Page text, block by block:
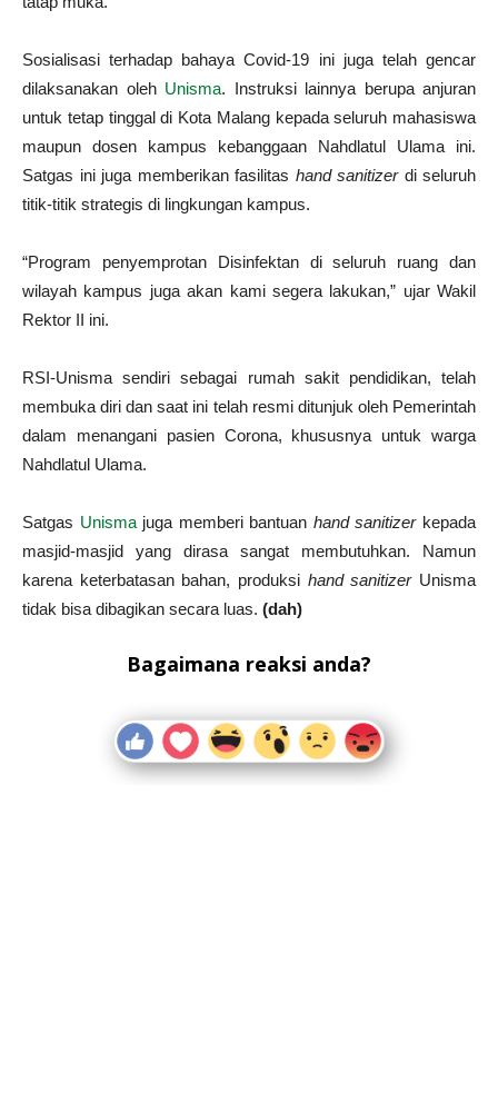
Sosialisasi terhadap bahaya Covid-19 ini juga telah gencar
dilaksanakan oleh Unisma. Instruksi lainnya berupa anjuran
untuk tetap tinggal di Kota Malang kepada seluruh mahasiswa
maupun dosen kampus kebanggaan Nahdlatul Ulama ini.
Satgas ini juga memberikan fasilitas hand sanitizer di seluruh
titik-titik strategis di lingkungan kampus.
“Program penyemprotan Disinfektan di seluruh ruang dan
wilayah kampus juga akan kami segera lakukan,” ujar Wakil
Rektor II ini.
RSI-Unisma sendiri sebagai rumah sakit pendidikan, telah
membuka diri dan saat ini telah resmi ditunjuk oleh Pemerintah
dalam menangani pasien Corona, khususnya untuk warga
Nahdlatul Ulama.
Satgas Unismajuga memberi bantuan hand sanitizerkepada
masjid-masjid yang dirasa sangat membutuhkan. Namun
karena keterbatasan bahan, produksi hand sanitizerUnisma
tidak bisa dibagikan secara luas. (dah)
Bagaimana reaksi anda?